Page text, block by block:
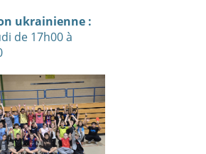
ukrainienne :
de 17h00 à